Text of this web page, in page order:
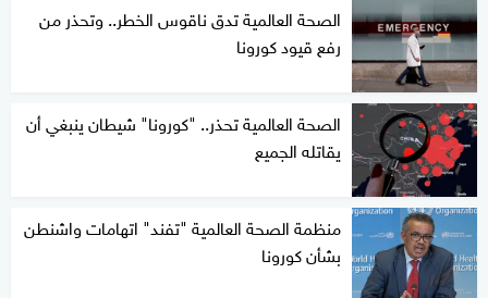
الصحة العالمية تدق ناقوس الخطر.. وتحذر من
رفع قيود كورونا
الصحة العالمية تحذر.. "كورونا" شيطان ينبغي أن
يقاتله الجميع
منظمة الصحة العالمية "تفند" اتهامات واشنطن
بشأن كورونا